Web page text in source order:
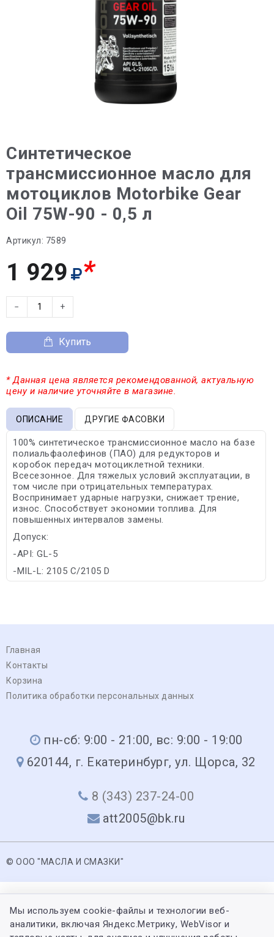
Синтетическое
трансмиссионное масло для
мотоциклов Motorbike Gear
Oil 75W-90 - 0,5 л
Артикул: 7589
1 929 *
− +
Купить
* Данная цена является рекомендованной, актуальную
цену и наличие уточняйте в магазине.
ОПИСАНИЕ ДРУГИЕ ФАСОВКИ
100% синтетическое трансмиссионное масло на базе
полиальфаолефинов (ПАО) для редукторов и
коробок передач мотоциклетной техники.
Всесезонное. Для тяжелых условий эксплуатации, в
том числе при отрицательных температурах.
Воспринимает ударные нагрузки, снижает трение,
износ. Способствует экономии топлива. Для
повышенных интервалов замены.
Допуск:
-API: GL-5
-MIL-L: 2105 C/2105 D
Главная
Контакты
Корзина
Политика обработки персональных данных
пн-сб: 9:00 - 21:00, вс: 9:00 - 19:00
620144, г. Екатеринбург, ул. Щорса, 32
8 (343) 237-24-00
att2005@bk.ru
© ООО "МАСЛА И СМАЗКИ"
Мы используем cookie-файлы и технологии веб-
аналитики, включая Яндекс.Метрику, WebVisor и